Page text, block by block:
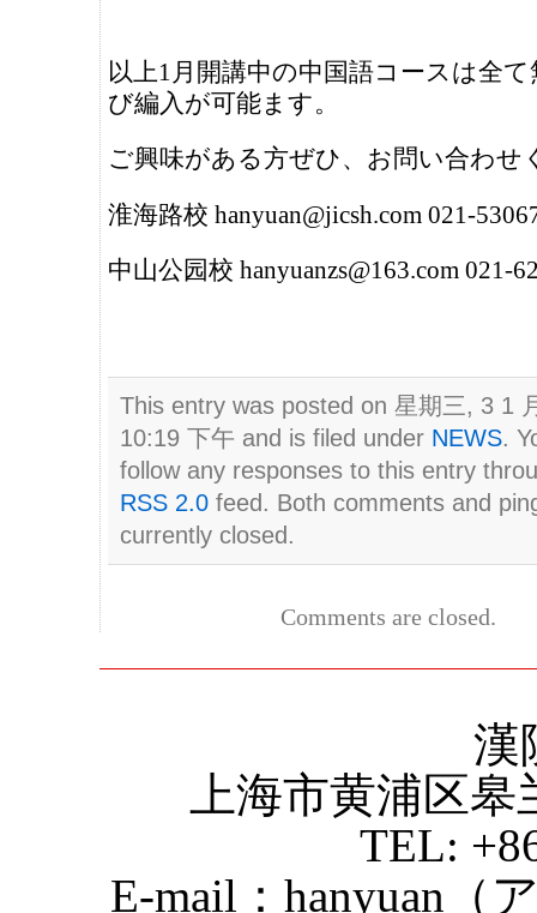
以上1月開講中の中国語コースは全て
び編入が可能ます。
ご興味がある方ぜひ、お問い合わせ
淮海路校 hanyuan@jicsh.com 021-
中山公园校 hanyuanzs@163.com 021-
This entry was posted on 星期三, 3 1
10:19 下午 and is filed under NEWS.
follow any responses to this entry
RSS 2.0feed. Both comments and
currently closed.
Comments are closed.
漢
上海市黄浦区
TEL:
E-mail：hanyuan（